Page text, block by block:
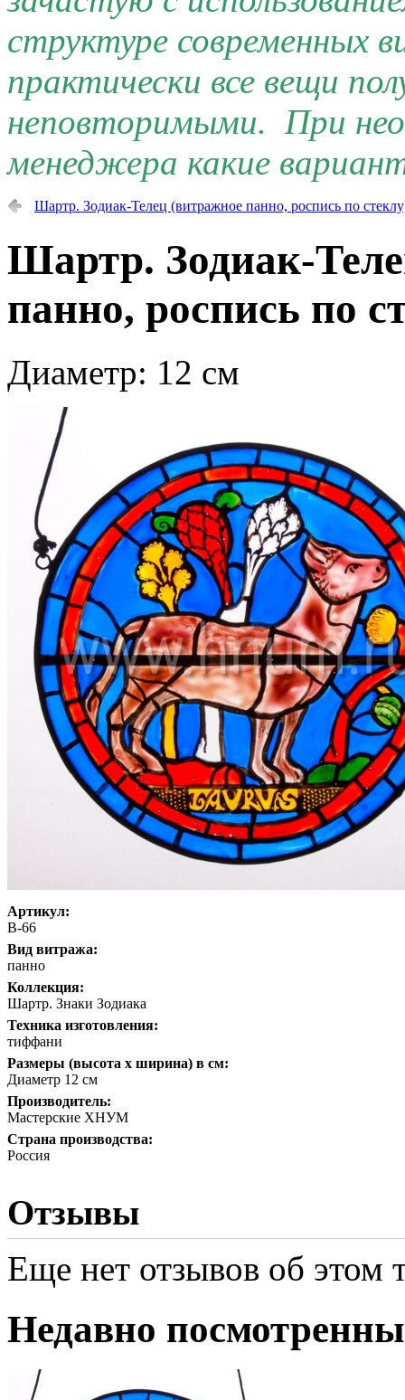
структуре современных
практически все вещи
неповторимыми. При
менеджера какие
Шартр. Зодиак-Телец (витражное панно, роспись по
Шартр. Зодиак-
панно, роспись по
Диаметр: 12 см
Артикул:
В-66
Вид витража:
панно
Коллекция:
Шартр. Знаки Зодиака
Техника изготовления:
тиффани
Размеры (высота х ширина) в см:
Диаметр 12 см
Производитель:
Мастерские ХНУМ
Страна производства:
Россия
Отзывы
Еще нет отзывов об этом
Недавно